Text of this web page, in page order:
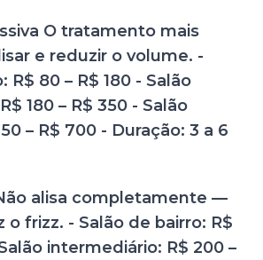
O tratamento mais
e reduzir o volume. -
R$ 80 – R$ 180 - Salão
180 – R$ 350 - Salão
– R$ 700 - Duração: 3 a 6
alisa completamente —
o frizz. - Salão de bairro: R$
intermediário: R$ 200 –